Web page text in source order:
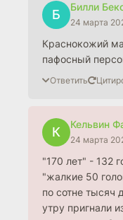
Б
Билли
24 марта
Краснокожий
пафосный
Ответить
К
Кельвин
24 марта
"170 лет" - 132
"жалкие 50
по сотне тысяч
утру пригнали